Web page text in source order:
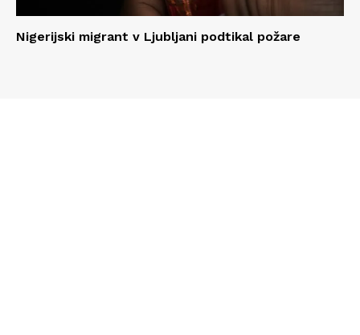
Nigerijski migrant v Ljubljani podtikal požare